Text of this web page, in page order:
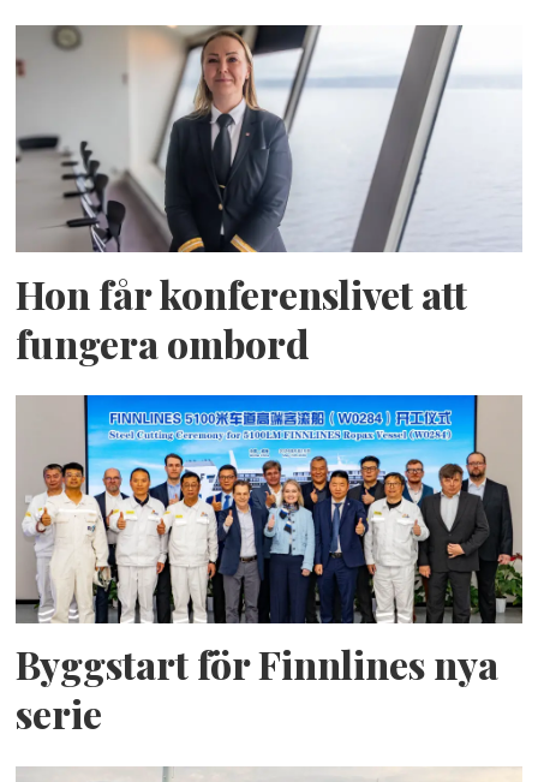
Hon får konferenslivet att
fungera ombord
Byggstart för Finnlines nya
serie